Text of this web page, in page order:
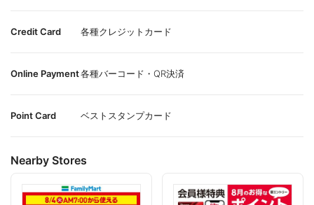
Credit Card 各種クレジットカード
Online Payment各種バーコード・QR決済
Point Card ベストスタンプカード
Nearby Stores